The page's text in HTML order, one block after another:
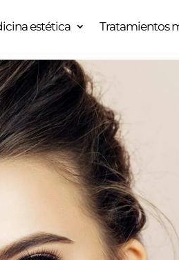
estética Tratamientos